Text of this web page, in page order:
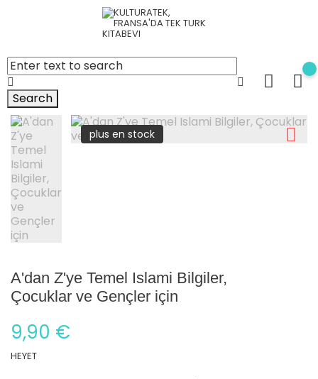
Search
plus en stock
A'dan Z'ye Temel Islami Bilgiler,
Çocuklar ve Gençler için
9,90 €
HEYET